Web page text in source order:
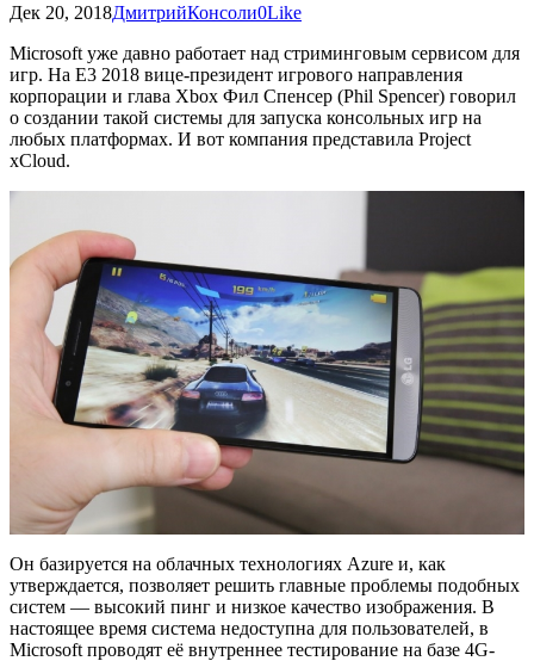
Дек 20, 2018ДмитрийКонсоли0Like
Microsoft уже давно работает над стриминговым сервисом для
игр. На Е3 2018 вице-президент игрового направления
корпорации и глава Xbox Фил Спенсер (Phil Spencer) говорил
о создании такой системы для запуска консольных игр на
любых платформах. И вот компания представила Project
xCloud.
Он базируется на облачных технологиях Azure и, как
утверждается, позволяет решить главные проблемы подобных
систем — высокий пинг и низкое качество изображения. В
настоящее время система недоступна для пользователей, в
Microsoft проводят её внутреннее тестирование на базе 4G-